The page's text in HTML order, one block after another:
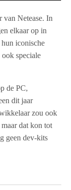
van Netease. In
elkaar op in
iconische
ook speciale
de PC,
dit jaar
zou ook
dat kon tot
geen dev-kits